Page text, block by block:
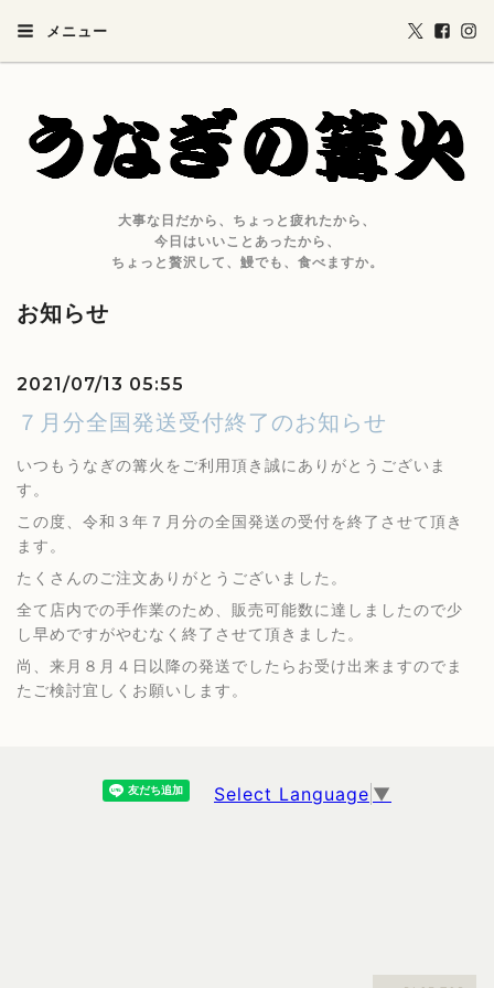
メニュー
大事な日だから、ちょっと疲れたから、
今日はいいことあったから、
ちょっと贅沢して、鰻でも、食べますか。
お知らせ
2021/07/13 05:55
７月分全国発送受付終了のお知らせ
いつもうなぎの篝火をご利用頂き誠にありがとうございま
す。
この度、令和３年７月分の全国発送の受付を終了させて頂き
ます。
たくさんのご注文ありがとうございました。
全て店内での手作業のため、販売可能数に達しましたので少
し早めですがやむなく終了させて頂きました。
尚、来月８月４日以降の発送でしたらお受け出来ますのでま
たご検討宜しくお願いします。
Select Language ▼